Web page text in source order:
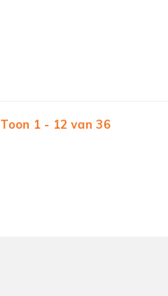
Toon 1 - 12 van 36